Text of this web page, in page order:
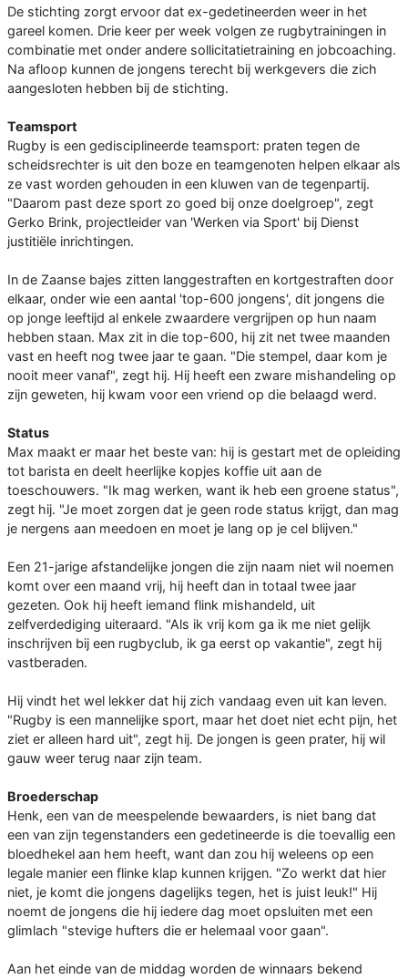
De stichting zorgt ervoor dat ex-gedetineerden weer in het
gareel komen. Drie keer per week volgen ze rugbytrainingen in
combinatie met onder andere sollicitatietraining en jobcoaching.
Na afloop kunnen de jongens terecht bij werkgevers die zich
aangesloten hebben bij de stichting.
Teamsport
Rugby is een gedisciplineerde teamsport: praten tegen de
scheidsrechter is uit den boze en teamgenoten helpen elkaar als
ze vast worden gehouden in een kluwen van de tegenpartij.
"Daarom past deze sport zo goed bij onze doelgroep", zegt
Gerko Brink, projectleider van 'Werken via Sport' bij Dienst
justitiële inrichtingen.
In de Zaanse bajes zitten langgestraften en kortgestraften door
elkaar, onder wie een aantal 'top-600 jongens', dit jongens die
op jonge leeftijd al enkele zwaardere vergrijpen op hun naam
hebben staan. Max zit in die top-600, hij zit net twee maanden
vast en heeft nog twee jaar te gaan. "Die stempel, daar kom je
nooit meer vanaf", zegt hij. Hij heeft een zware mishandeling op
zijn geweten, hij kwam voor een vriend op die belaagd werd.
Status
Max maakt er maar het beste van: hij is gestart met de opleiding
tot barista en deelt heerlijke kopjes koffie uit aan de
toeschouwers. "Ik mag werken, want ik heb een groene status",
zegt hij. "Je moet zorgen dat je geen rode status krijgt, dan mag
je nergens aan meedoen en moet je lang op je cel blijven."
Een 21-jarige afstandelijke jongen die zijn naam niet wil noemen
komt over een maand vrij, hij heeft dan in totaal twee jaar
gezeten. Ook hij heeft iemand flink mishandeld, uit
zelfverdediging uiteraard. "Als ik vrij kom ga ik me niet gelijk
inschrijven bij een rugbyclub, ik ga eerst op vakantie", zegt hij
vastberaden.
Hij vindt het wel lekker dat hij zich vandaag even uit kan leven.
"Rugby is een mannelijke sport, maar het doet niet echt pijn, het
ziet er alleen hard uit", zegt hij. De jongen is geen prater, hij wil
gauw weer terug naar zijn team.
Broederschap
Henk, een van de meespelende bewaarders, is niet bang dat
een van zijn tegenstanders een gedetineerde is die toevallig een
bloedhekel aan hem heeft, want dan zou hij weleens op een
legale manier een flinke klap kunnen krijgen. "Zo werkt dat hier
niet, je komt die jongens dagelijks tegen, het is juist leuk!" Hij
noemt de jongens die hij iedere dag moet opsluiten met een
glimlach "stevige hufters die er helemaal voor gaan".
Aan het einde van de middag worden de winnaars bekend